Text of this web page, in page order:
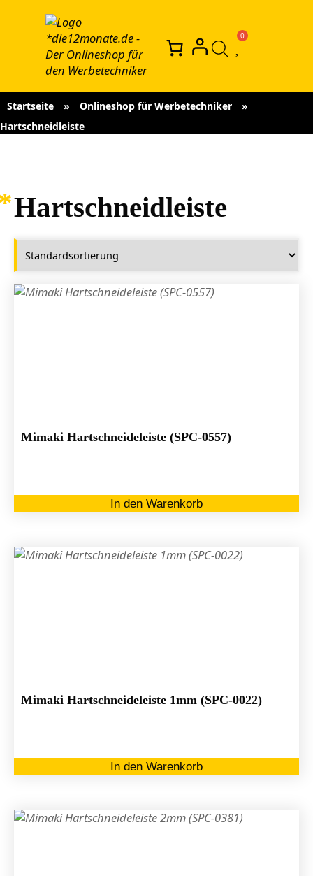
Startseite » Onlineshop für Werbetechniker
»
Hartschneidleiste
Hartschneidleiste
Mimaki Hartschneideleiste (SPC-0557)
In den Warenkorb
Mimaki Hartschneideleiste 1mm (SPC-0022)
In den Warenkorb